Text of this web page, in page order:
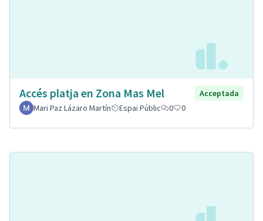
Accés platja en Zona Mas Mel
Acceptada
Mari Paz Lázaro Martín
Espai Públic 0 0